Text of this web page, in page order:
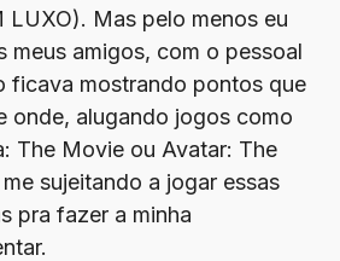
LUXO). Mas pelo menos eu
meus amigos, com o pessoal
ficava mostrando pontos que
onde, alugando jogos como
The Movie ou Avatar: The
sujeitando a jogar essas
pra fazer a minha